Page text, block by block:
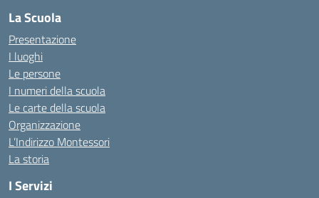
La Scuola
Presentazione
I luoghi
Le persone
I numeri della scuola
Le carte della scuola
Organizzazione
L’Indirizzo Montessori
La storia
I Servizi